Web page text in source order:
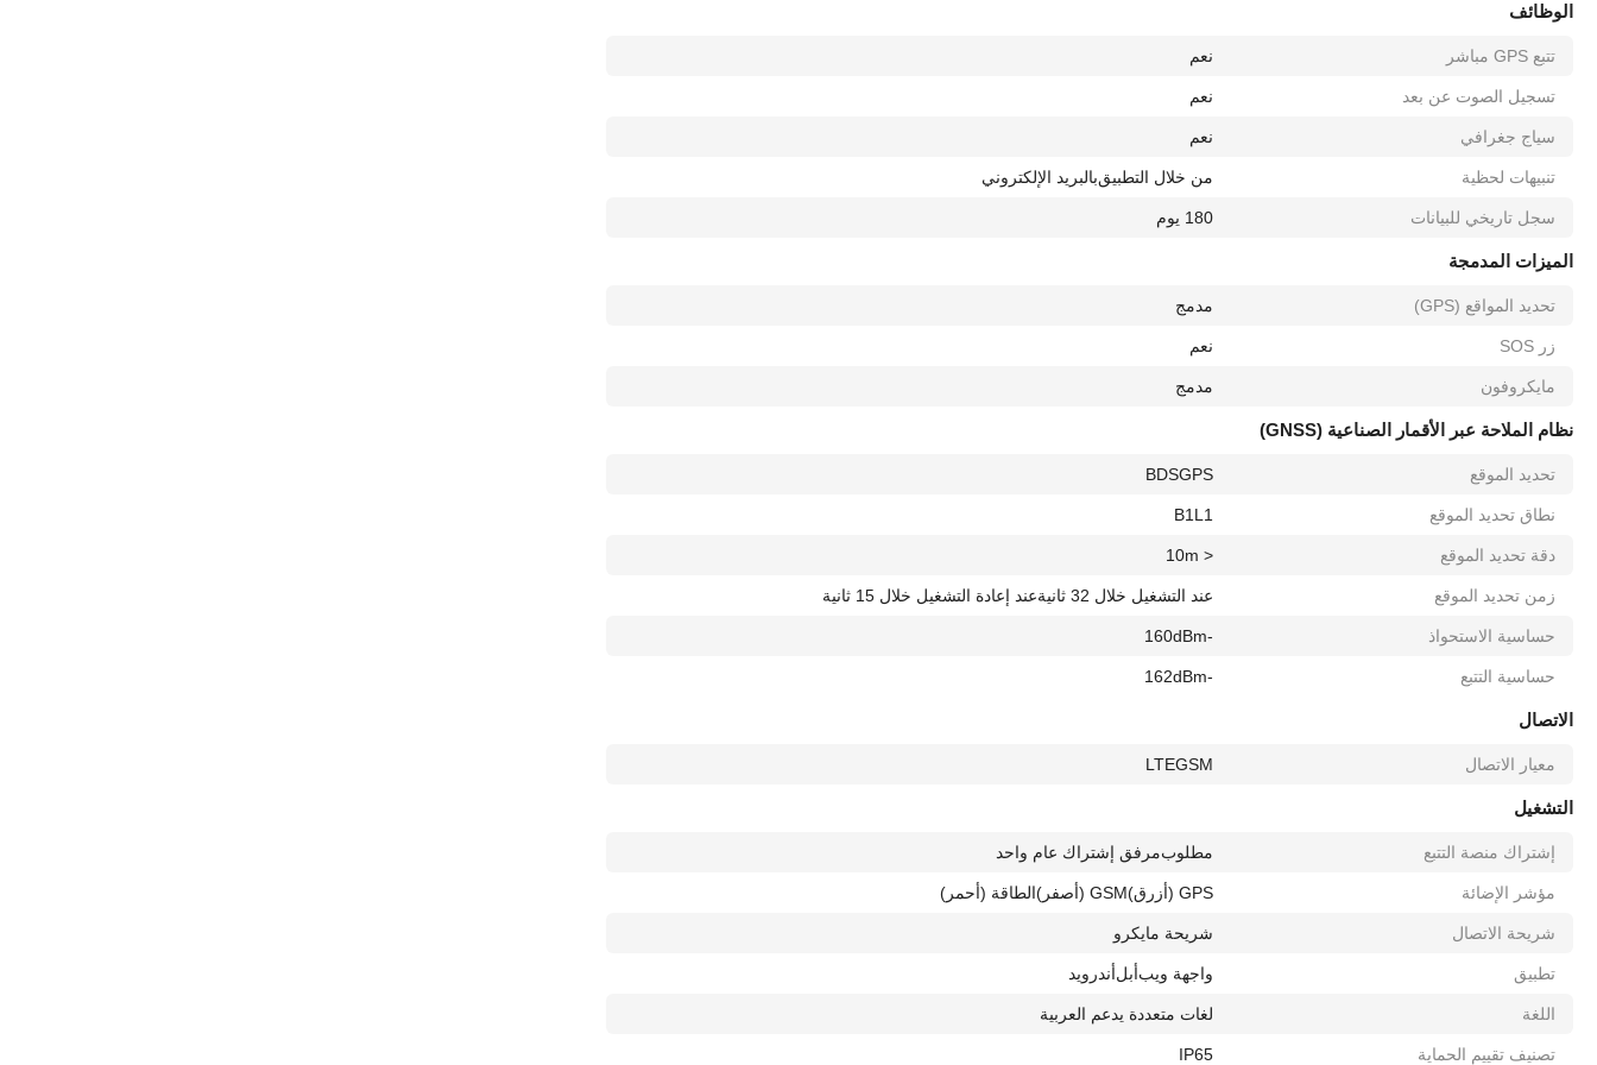
الوظائف
تتبع GPS مباشر نعم
تسجيل الصوت عن بعد نعم
سياج جغرافي نعم
تنبيهات لحظية من خلال التطبيقبالبريد الإلكتروني
سجل تاريخي للبيانات 180 يوم
الميزات المدمجة
تحديد المواقع (GPS) مدمج
زر SOS نعم
مايكروفون مدمج
نظام الملاحة عبر الأقمار الصناعية (GNSS)
تحديد الموقع GPS
BDS
نطاق تحديد الموقع L1
B1
دقة تحديد الموقع < 10m
زمن تحديد الموقع عند التشغيل خلال 32 ثانية عند إعادة التشغيل خلال 15 ثانية
حساسية الاستحواذ -160dBm
حساسية التتبع -162dBm
الاتصال
معيار الاتصال GSM
LTE
التشغيل
إشتراك منصة التتبع مطلوبمرفق إشتراك عام واحد
مؤشر الإضائة GPS (أزرق) GSM (أصفر) الطاقة (أحمر)
شريحة الاتصال شريحة مايكرو
تطبيق واجهة ويبأبلأندرويد
اللغة لغات متعددة يدعم العربية
تصنيف تقييم الحماية IP65